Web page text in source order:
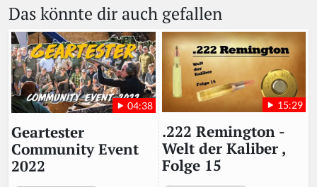
Das könnte dir auch gefallen
04:38
Geartester
Community Event
2022
15:29
.222 Remington -
Welt der Kaliber ,
Folge 15